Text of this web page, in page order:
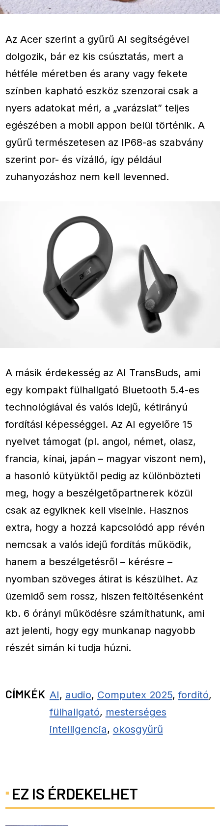
Az Acer szerint a gyűrű AI segítségével
dolgozik, bár ez kis csúsztatás, mert a
hétféle méretben és arany vagy fekete
színben kapható eszköz szenzorai csak a
nyers adatokat méri, a „varázslat” teljes
egészében a mobil appon belül történik. A
gyűrű természetesen az IP68-as szabvány
szerint por- és vízálló, így például
zuhanyozáshoz nem kell levenned.
A másik érdekesség az AI TransBuds, ami
egy kompakt fülhallgató Bluetooth 5.4-es
technológiával és valós idejű, kétirányú
fordítási képességgel. Az AI egyelőre 15
nyelvet támogat (pl. angol, német, olasz,
francia, kínai, japán – magyar viszont nem),
a hasonló kütyüktől pedig az különbözteti
meg, hogy a beszélgetőpartnerek közül
csak az egyiknek kell viselnie. Hasznos
extra, hogy a hozzá kapcsolódó app révén
nemcsak a valós idejű fordítás működik,
hanem a beszélgetésről – kérésre –
nyomban szöveges átirat is készülhet. Az
üzemidő sem rossz, hiszen feltöltésenként
kb. 6 órányi működésre számíthatunk, ami
azt jelenti, hogy egy munkanap nagyobb
részét simán ki tudja húzni.
CÍMKÉK AI, audio, Computex 2025,fordító,
fülhallgató, mesterséges
intelligencia, okosgyűrű
EZ IS ÉRDEKELHET